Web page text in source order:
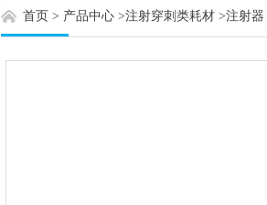
首页 > 产品中心 >注射穿刺类耗材 >注射器